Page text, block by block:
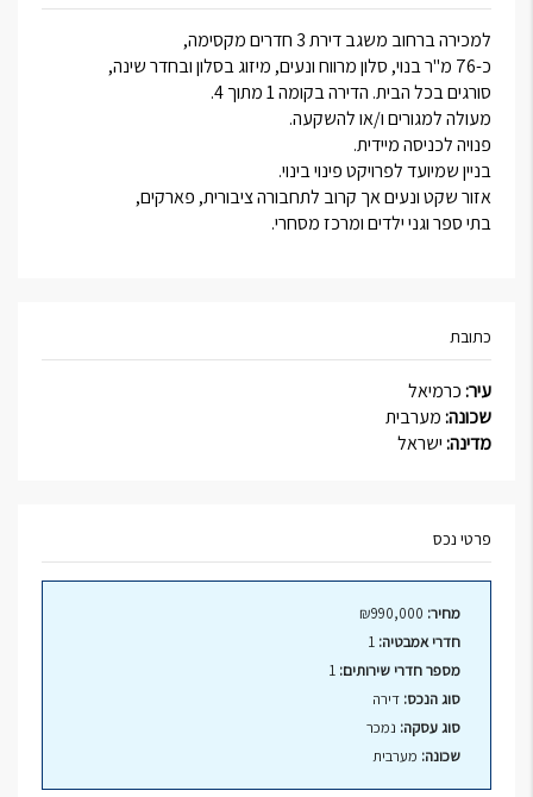
למכירה ברחוב משגב דירת 3 חדרים מקסימה,
כ-76 מ"ר בנוי, סלון מרווח ונעים, מיזוג בסלון ובחדר שינה,
סורגים בכל הבית. הדירה בקומה 1 מתוך 4.
מעולה למגורים ו/או להשקעה.
פנויה לכניסה מיידית.
בניין שמיועד לפרויקט פינוי בינוי.
אזור שקט ונעים אך קרוב לתחבורה ציבורית, פארקים,
בתי ספר וגני ילדים ומרכז מסחרי.
כתובת
עיר:כרמיאל
שכונה:מערבית
מדינה:ישראל
פרטי נכס
מחיר:
חדרי אמבטיה:
מספר חדרי שירותים:
סוג הנכס: דירה
סוג עסקה: נמכר
שכונה: מערבית